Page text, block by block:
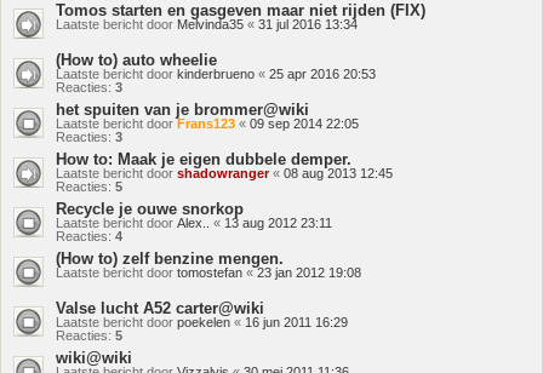
Tomos starten en gasgeven maar niet rijden (FIX)
Laatste bericht door Melvinda35 « 31 jul 2016 13:34
(How to) auto wheelie
Laatste bericht door kinderbrueno « 25 apr 2016 20:53
Reacties: 3
het spuiten van je brommer@wiki
Laatste bericht door Frans123 « 09 sep 2014 22:05
Reacties: 3
How to: Maak je eigen dubbele demper.
Laatste bericht door shadowranger« 08 aug 2013 12:45
Reacties: 5
Recycle je ouwe snorkop
Laatste bericht door Alex.. « 13 aug 2012 23:11
Reacties: 4
(How to) zelf benzine mengen.
Laatste bericht door tomostefan « 23 jan 2012 19:08
Valse lucht A52 carter@wiki
Laatste bericht door poekelen « 16 jun 2011 16:29
Reacties: 5
wiki@wiki